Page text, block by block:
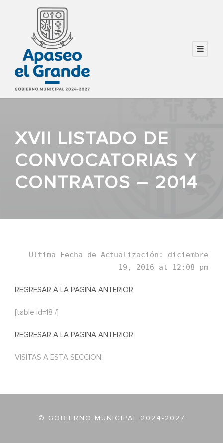
XVII LISTADO DE
CONVOCATORIAS Y
CONTRATOS – 2014
Ultima Fecha de Actualización: diciembre
19, 2016 at 12:08 pm
REGRESAR A LA PAGINA ANTERIOR
[table id=18 /]
REGRESAR A LA PAGINA ANTERIOR
VISITAS A ESTA SECCION:
© GOBIERNO MUNICIPAL 2024-2027